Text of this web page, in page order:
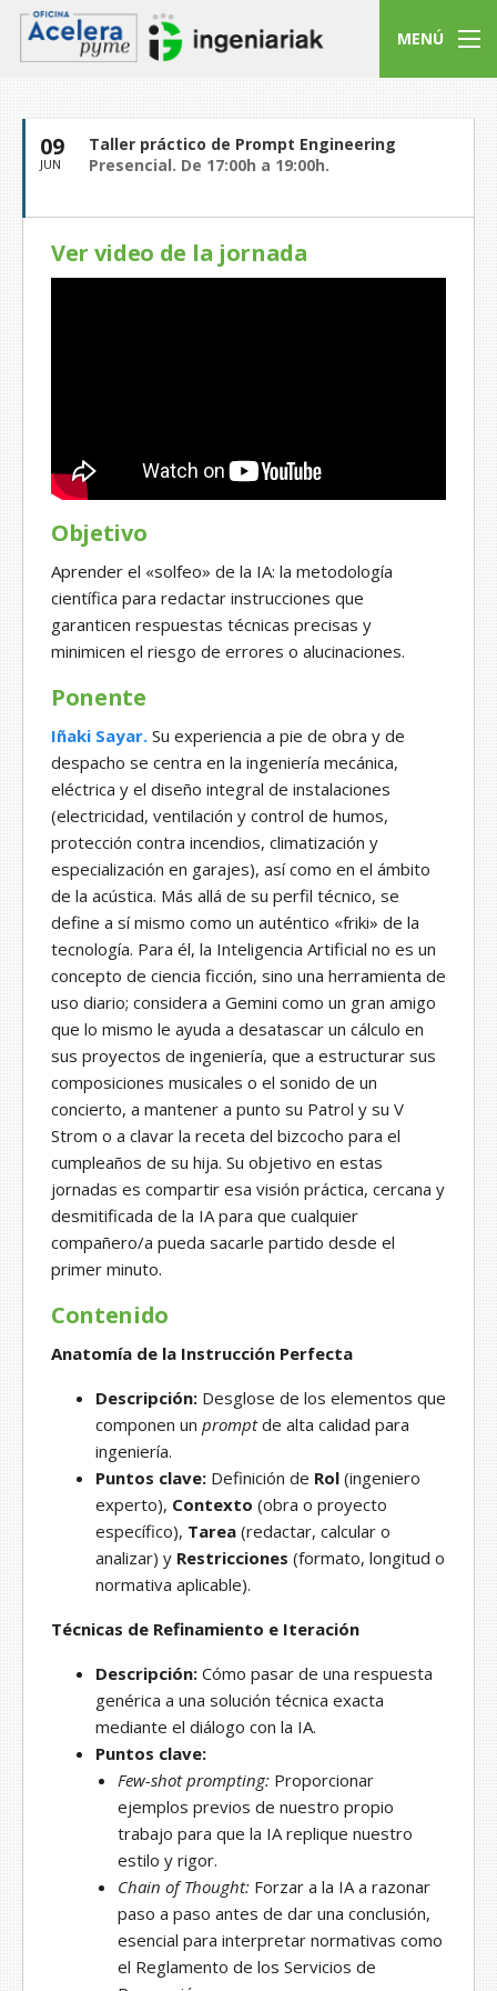
MENÚ
09
JUN
Taller práctico de Prompt Engineering
Presencial. De 17:00h a 19:00h.
Ver video de la jornada
Objetivo
Aprender el «solfeo» de la IA: la metodología
científica para redactar instrucciones que
garanticen respuestas técnicas precisas y
minimicen el riesgo de errores o alucinaciones.
Ponente
Iñaki Sayar. Su experiencia a pie de obra y de
despacho se centra en la ingeniería mecánica,
eléctrica y el diseño integral de instalaciones
(electricidad, ventilación y control de humos,
protección contra incendios, climatización y
especialización en garajes), así como en el ámbito
de la acústica. Más allá de su perfil técnico, se
define a sí mismo como un auténtico «friki» de la
tecnología. Para él, la Inteligencia Artificial no es un
concepto de ciencia ficción, sino una herramienta de
uso diario; considera a Gemini como un gran amigo
que lo mismo le ayuda a desatascar un cálculo en
sus proyectos de ingeniería, que a estructurar sus
composiciones musicales o el sonido de un
concierto, a mantener a punto su Patrol y su V
Strom o a clavar la receta del bizcocho para el
cumpleaños de su hija. Su objetivo en estas
jornadas es compartir esa visión práctica, cercana y
desmitificada de la IA para que cualquier
compañero/a pueda sacarle partido desde el
primer minuto.
Contenido
Anatomía de la Instrucción Perfecta
Descripción: Desglose de los elementos que
componen un promptde alta calidad para
ingeniería.
Puntos clave: Definición de Rol (ingeniero
experto), Contexto (obra o proyecto
específico), Tarea (redactar, calcular o
analizar) y Restricciones (formato, longitud o
normativa aplicable).
Técnicas de Refinamiento e Iteración
Descripción: Cómo pasar de una respuesta
genérica a una solución técnica exacta
mediante el diálogo con la IA.
Puntos clave:
Few-shot prompting: Proporcionar
ejemplos previos de nuestro propio
trabajo para que la IA replique nuestro
estilo y rigor.
Chain of Thought: Forzar a la IA a razonar
paso a paso antes de dar una conclusión,
esencial para interpretar normativas como
el Reglamento de los Servicios de